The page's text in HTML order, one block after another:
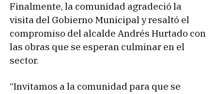
Finalmente, la comunidad agradeció la
visita del Gobierno Municipal y resaltó el
compromiso del alcalde Andrés Hurtado con
las obras que se esperan culminar en el
sector.
“Invitamos a la comunidad para que se